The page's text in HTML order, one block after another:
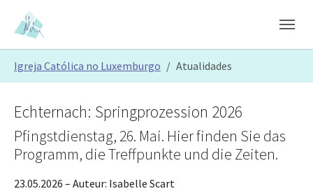
Skip to main content
Skip to page footer
Igreja Católica no Luxemburgo Atualidades
Echternach: Springprozession 2026
Pfingstdienstag, 26. Mai. Hier finden Sie das
Programm, die Treffpunkte und die Zeiten.
23.05.2026 – Auteur: Isabelle Scart